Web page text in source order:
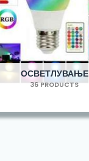
ОСВЕТЛУВАЊЕ
36 PRODUCTS